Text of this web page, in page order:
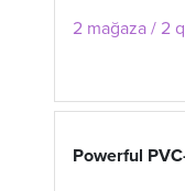
2 mağaza / 2
Powerful